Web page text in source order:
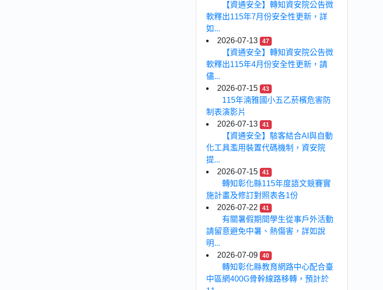
【資通安全】轉知資安院公告微
軟釋出115年7月份安全性更新，詳
如...
2026-07-13
47
【資通安全】轉知資安院公告微
軟釋出115年4月份安全性更新，請
儘...
2026-07-15
43
115年湳雅國小五乙菸檳危害防
制表演影片
2026-07-13
41
【資通安全】駭客結合AI與自動
化工具濫用裝置代碼機制，資安院
提...
2026-07-15
41
轉知彰化縣115年度語文競賽實
施計畫及修訂對照表各1份
2026-07-22
41
有關暑假期間學生從事戶外活動
請留意避免中暑、熱傷害，詳如說
明...
2026-07-09
40
轉知彰化縣教育網路中心配合臺
中區網400G骨幹線路移轉，預計於